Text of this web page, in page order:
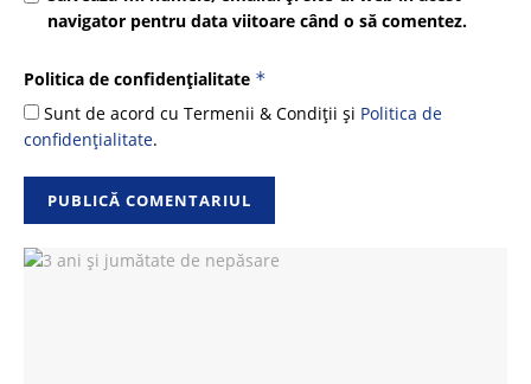
navigator pentru data viitoare când o să comentez.
Politica de confidențialitate *
Sunt de acord cu Termenii & Condiții și Politica de
confidențialitate.